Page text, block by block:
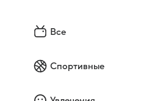
Все
Спортивные